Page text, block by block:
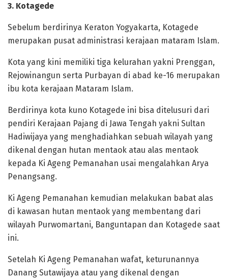
3. Kotagede
Sebelum berdirinya Keraton Yogyakarta, Kotagede
merupakan pusat administrasi kerajaan mataram Islam.
Kota yang kini memiliki tiga kelurahan yakni Prenggan,
Rejowinangun serta Purbayan di abad ke-16 merupakan
ibu kota kerajaan Mataram Islam.
Berdirinya kota kuno Kotagede ini bisa ditelusuri dari
pendiri Kerajaan Pajang di Jawa Tengah yakni Sultan
Hadiwijaya yang menghadiahkan sebuah wilayah yang
dikenal dengan hutan mentaok atau alas mentaok
kepada Ki Ageng Pemanahan usai mengalahkan Arya
Penangsang.
Ki Ageng Pemanahan kemudian melakukan babat alas
di kawasan hutan mentaok yang membentang dari
wilayah Purwomartani, Banguntapan dan Kotagede saat
ini.
Setelah Ki Ageng Pemanahan wafat, keturunannya
Danang Sutawijaya atau yang dikenal dengan